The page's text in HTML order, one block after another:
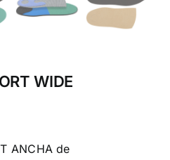
WIDE
ANCHA de